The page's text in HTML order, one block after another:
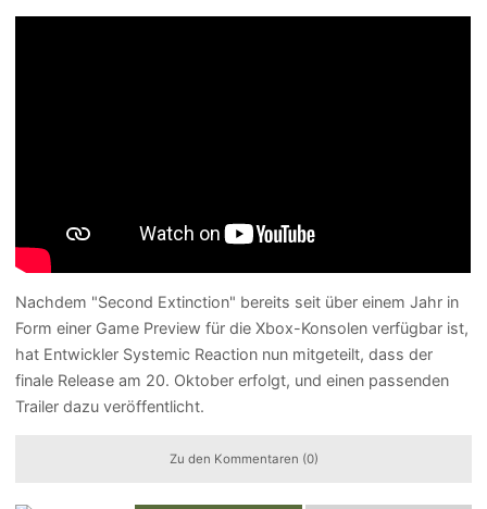
Nachdem "Second Extinction" bereits seit über einem Jahr in
Form einer Game Preview für die Xbox-Konsolen verfügbar ist,
hat Entwickler Systemic Reaction nun mitgeteilt, dass der
finale Release am 20. Oktober erfolgt, und einen passenden
Trailer dazu veröffentlicht.
Zu den Kommentaren (0)